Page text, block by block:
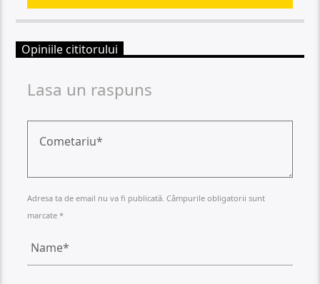
Opiniile cititorului
Lasa un raspuns
Adresa ta de email nu va fi publicată. Câmpurile obligatorii sunt
marcate *